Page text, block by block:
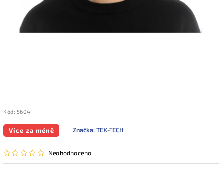
Kód: 5604
Více za méně
Neohodnoceno
Značka:TEX-TECH